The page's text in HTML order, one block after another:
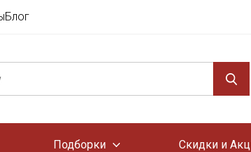
Блог
Подборки Скидки и